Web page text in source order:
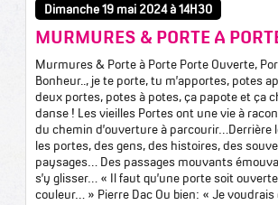
Dimanche 19 mai 2024 à 14H30
MURMURES & PORTE A
Murmures & Porte à Porte Porte Ouverte,
Bonheur.., je te porte, tu m’apportes, potes
deux portes, potes à potes, ça papote et ça
danse ! Les vieilles Portes ont une vie à
du chemin d’ouverture à parcourir…Derrière
les portes, des gens, des histoires, des
paysages… Des passages mouvants
s’y glisser… « Il faut qu’une porte soit
couleur… » Pierre Dac Ou bien: « Je voudrais